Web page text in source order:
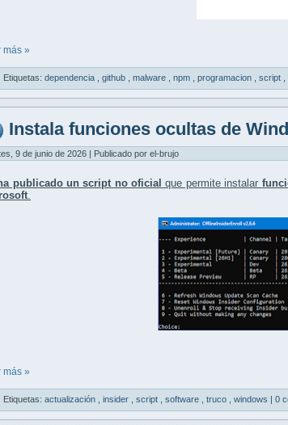
más »
Etiquetas: dependencia github malware npm programacion script
Instala funciones ocultas de
9 de junio de 2026 | Publicado por el-brujo
publicado un script no oficial que permite instalar
.
más »
Etiquetas: actualización insider script software truco windows | 0